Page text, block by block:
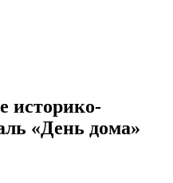
историко-
«День дома»